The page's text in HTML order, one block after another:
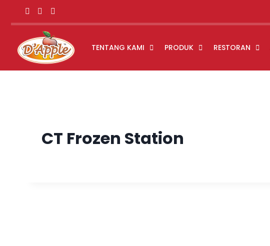
TENTANG KAMI PRODUK RESTORAN
CT Frozen Station